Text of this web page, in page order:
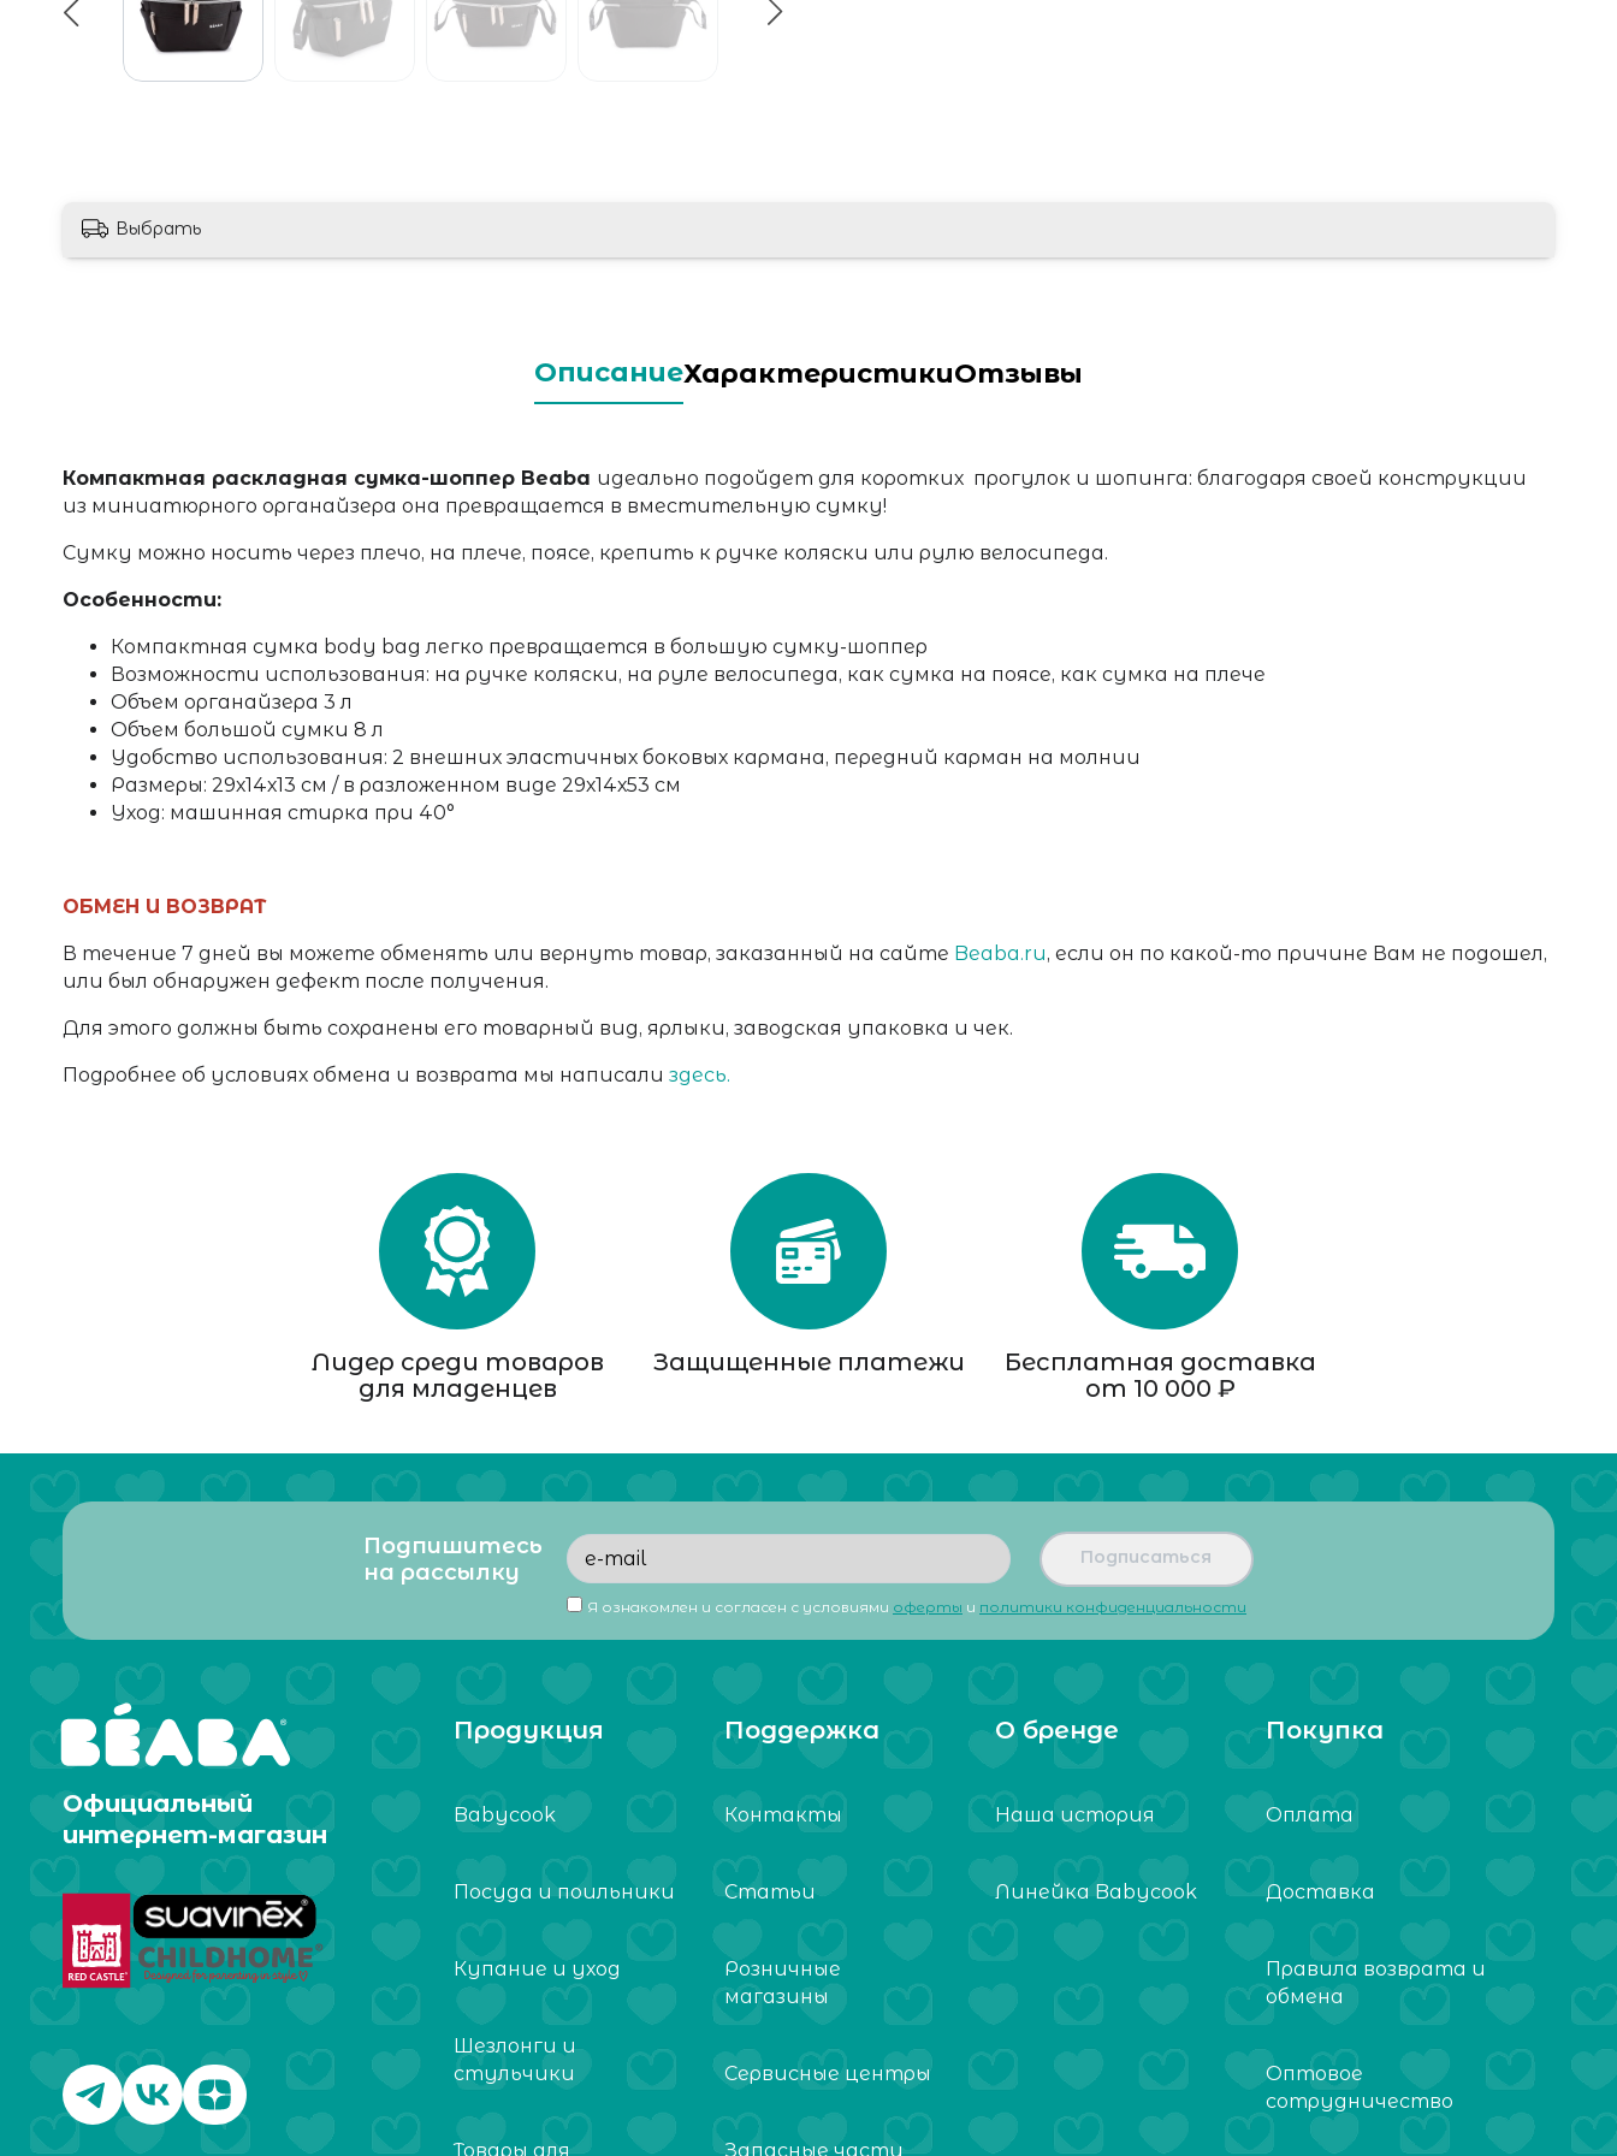
Выбрать
ОписаниеХарактеристикиОтзывы
Компактная раскладная сумка-шоппер Beaba идеально подойдет для коротких прогулок и шопинга: благодаря своей конструкции
из миниатюрного органайзера она превращается в вместительную сумку!
Сумку можно носить через плечо, на плече, поясе, крепить к ручке коляски или рулю велосипеда.
Особенности:
Компактная сумка body bag легко превращается в большую сумку-шоппер
Возможности использования: на ручке коляски, на руле велосипеда, как сумка на поясе, как сумка на плече
Объем органайзера 3 л
Объем большой сумки 8 л
Удобство использования: 2 внешних эластичных боковых кармана, передний карман на молнии
Размеры: 29х14х13 см / в разложенном виде 29х14х53 см
Уход: машинная стирка при 40°
ОБМЕН И ВОЗВРАТ
В течение 7 дней вы можете обменять или вернуть товар, заказанный на сайте Beaba.ru, если он по какой-то причине Вам не подошел,
или был обнаружен дефект после получения.
Для этого должны быть сохранены его товарный вид, ярлыки, заводская упаковка и чек.
Подробнее об условиях обмена и возврата мы написали здесь.
Лидер среди товаров
для младенцев
Защищенные платежи
Бесплатная доставка
от 10 000 ₽
Подпишитесь
на рассылку
Я ознакомлен и согласен с условиями оферты и политики конфиденциальности
Подписаться
Официальный
интернет-магазин
Продукция
Babycook
Посуда и поильники
Купание и уход
Шезлонги и
стульчики
Товары для
Поддержка
Контакты
Статьи
Розничные
магазины
Сервисные центры
Запасные части
О бренде
Наша история
Линейка Babycook
Покупка
Оплата
Доставка
Правила возврата и
обмена
Оптовое
сотрудничество